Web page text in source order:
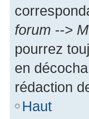
forum -->
pourrez
en
rédaction
Haut